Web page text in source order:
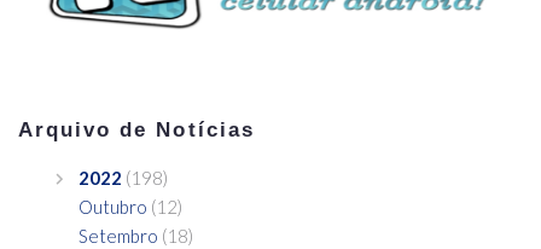
Arquivo de Notícias
2022 (198)
Outubro (12)
Setembro (18)